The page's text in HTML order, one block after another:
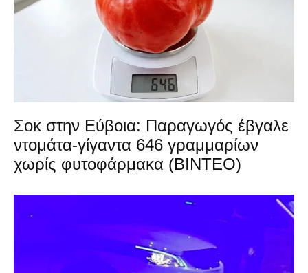
Σοκ στην Εύβοια: Παραγωγός έβγαλε
ντομάτα-γίγαντα 646 γραμμαρίων
χωρίς φυτοφάρμακα (ΒΙΝΤΕΟ)